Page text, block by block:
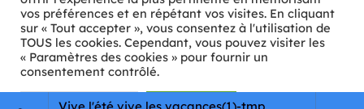
Vive l'été vive les vacances(1)-tmp
Copyright © 2026 Animkids. Tous droits réservés.
vos préférences et en répétant vos visites. En cliquant
sur « Tout accepter », vous consentez à l'utilisation de
TOUS les cookies. Cependant, vous pouvez visiter les
« Paramètres des cookies » pour fournir un
consentement contrôlé.
Paramètres Cookie Tout accepter